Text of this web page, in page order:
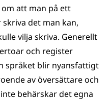
att man på ett
det man kan,
vilja skriva. Generellt
och register
språket blir nyansfattigt
av översättare och
behärskar det egna